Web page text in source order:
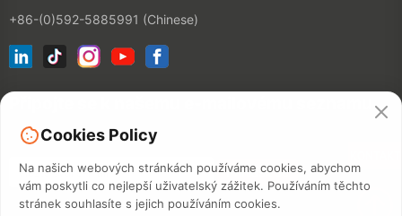
+86-(0)592-5885991 (Chinese)
Cookies Policy
Na našich webových stránkách používáme cookies, abychom
vám poskytli co nejlepší uživatelský zážitek. Používáním těchto
stránek souhlasíte s jejich používáním cookies.